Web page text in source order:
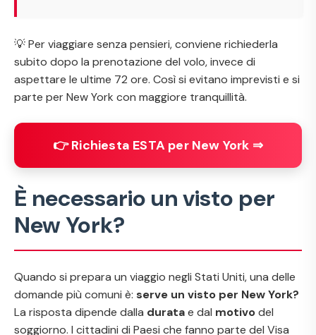
💡 Per viaggiare senza pensieri, conviene richiederla
subito dopo la prenotazione del volo, invece di
aspettare le ultime 72 ore. Così si evitano imprevisti e si
parte per New York con maggiore tranquillità.
👉 Richiesta ESTA per New York ⇒
È necessario un visto per
New York?
Quando si prepara un viaggio negli Stati Uniti, una delle
domande più comuni è: serve un visto per New York?
La risposta dipende dalla duratae dal motivodel
soggiorno. I cittadini di Paesi che fanno parte del Visa